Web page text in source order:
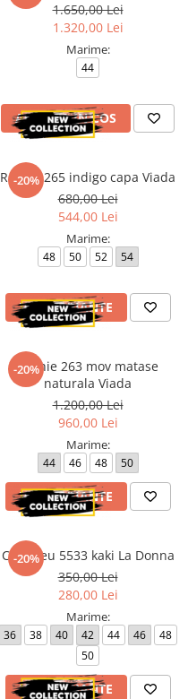
1.650,00 Lei
1.320,00 Lei
Marime:
44
ADAUGA IN COS
-20%
Rochie 265 indigo capa Viada
680,00 Lei
544,00 Lei
Marime:
48 50 52 54
VEZI VARIANTE
-20%
Rochie 263 mov matase
naturala Viada
1.200,00 Lei
960,00 Lei
Marime:
44 46 48 50
VEZI VARIANTE
-20%
Compleu 5533 kaki La Donna
350,00 Lei
280,00 Lei
Marime:
36 38 40 42 44 46
48
50
VEZI VARIANTE